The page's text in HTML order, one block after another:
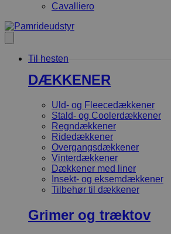
Cavalliero
Til hesten
DÆKKENER
Uld- og Fleecedækkener
Stald- og Coolerdækkener
Regndækkener
Ridedækkener
Overgangsdækkener
Vinterdækkener
Dækkener med liner
Insekt- og eksemdækkener
Tilbehør til dækkener
Grimer og træktov